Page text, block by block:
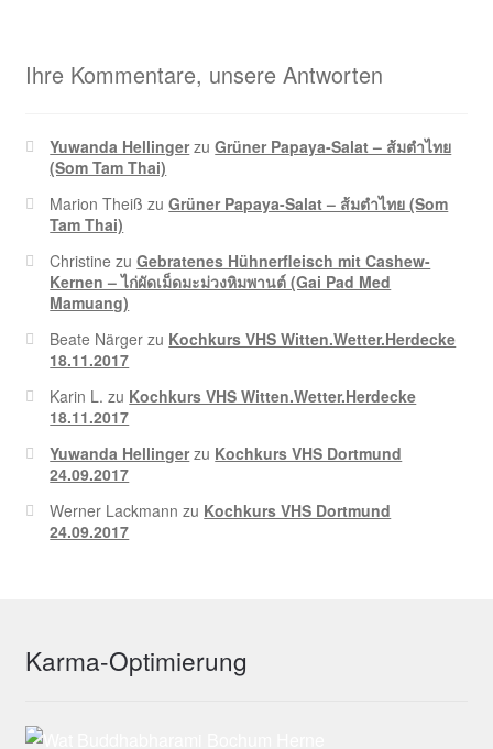
Ihre Kommentare, unsere Antworten
Yuwanda HellingerzuGrüner Papaya-Salat – ส้มตำไทย
(Som Tam Thai)
Marion Theiß zuGrüner Papaya-Salat – ส้มตำไทย (Som
Tam Thai)
Christine zuGebratenes Hühnerfleisch mit Cashew-
Kernen – ไก่ผัดเม็ดมะม่วงหิมพานต์ (Gai Pad Med
Mamuang)
Beate Närger zu Kochkurs VHS Witten.Wetter.Herdecke
18.11.2017
Karin L. zu Kochkurs VHS Witten.Wetter.Herdecke
18.11.2017
Yuwanda Hellingerzu Kochkurs VHS Dortmund
24.09.2017
Werner Lackmann zu Kochkurs VHS Dortmund
24.09.2017
Karma-Optimierung